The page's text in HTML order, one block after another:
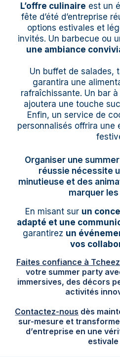
L’offre culinaire est un
fête d’été d’entreprise
options estivales et
invités. Un barbecue ou
une ambiance
Un buffet de salades,
garantira une
rafraîchissante. Un bar
ajoutera une touche
Enfin, un service de
personnalisés offrira une
Organiser une
réussie nécessite
minutieuse et des
marquer
En misant sur un
adapté et une
garantirez un
vos
Faites confiance à
votre summer party
immersives, des décors
activités
Contactez-nous dès
sur-mesure et
d’entreprise en une
estivale